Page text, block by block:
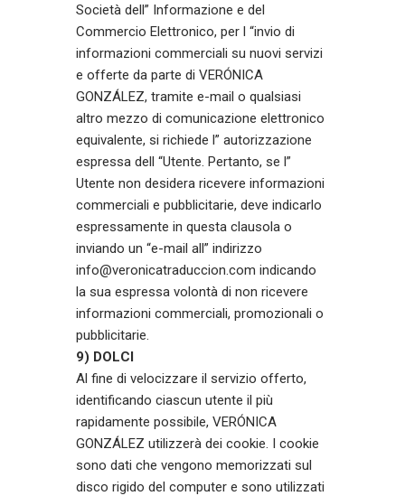
Società dell” Informazione e del
Commercio Elettronico, per l “invio di
informazioni commerciali su nuovi servizi
e offerte da parte di VERÓNICA
GONZÁLEZ, tramite e-mail o qualsiasi
altro mezzo di comunicazione elettronico
equivalente, si richiede l” autorizzazione
espressa dell “Utente. Pertanto, se l”
Utente non desidera ricevere informazioni
commerciali e pubblicitarie, deve indicarlo
espressamente in questa clausola o
inviando un “e-mail all” indirizzo
info@veronicatraduccion.com indicando
la sua espressa volontà di non ricevere
informazioni commerciali, promozionali o
pubblicitarie.
9) DOLCI
Al fine di velocizzare il servizio offerto,
identificando ciascun utente il più
rapidamente possibile, VERÓNICA
GONZÁLEZ utilizzerà dei cookie. I cookie
sono dati che vengono memorizzati sul
disco rigido del computer e sono utilizzati